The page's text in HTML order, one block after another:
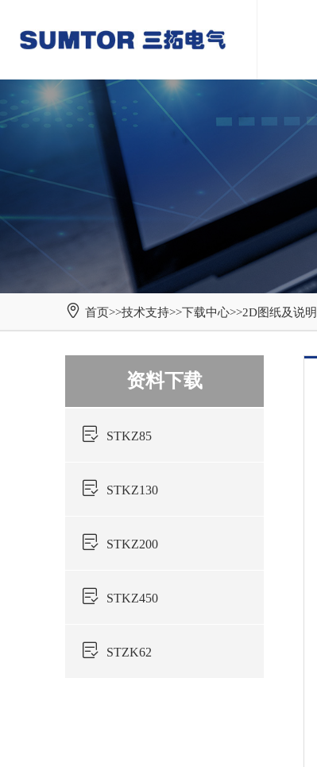
首页>>技术支持>>下载中心>>2D图纸及说
资料下载
STKZ85
STKZ130
STKZ200
STKZ450
STZK62